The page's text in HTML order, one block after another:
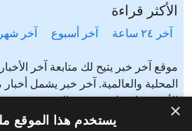
الأكثر قراءة
آخر ٢٤ ساعة آخر أسبوع آخر شهر
موقع آخر خبر يتيح لك متابعة آخر
المحلية والعالمية. آخر خبر يشمل
الأردن، فلسطين، مصر، السعودية،
عرب ٤٨، لبنان، العراق، اليمن
×
يستخدم هذا الموقع